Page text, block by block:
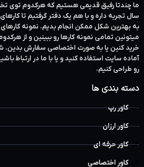
ما چندتا رفیق قدیمی هستیم که هرکدوم
سال تجربه داره و با هم یک دفتر گرفتیم تا
به بهترین شکل ممکن انجام بدیم. نمونه کارهای
میتونین تمامی نمونه کارها رو ببینین و از
خرید کنین یا به صورت اختصاصی سفارش بدین.
آماده سایت استفاده کنید و یا با ما در ارتباط
رو طراحی کنیم.
دسته بندی ها
کاور رپ
کاور ارزان
کاور حرفه ای
کاور اختصاصی